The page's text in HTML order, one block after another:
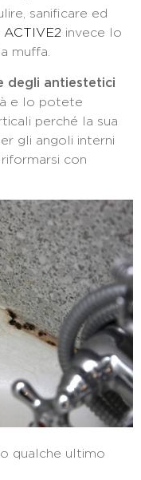
sanificare ed
ACTIVE2 invece lo
muffa.
degli antiestetici
e lo potete
perché la sua
gli angoli interni
con
qualche ultimo